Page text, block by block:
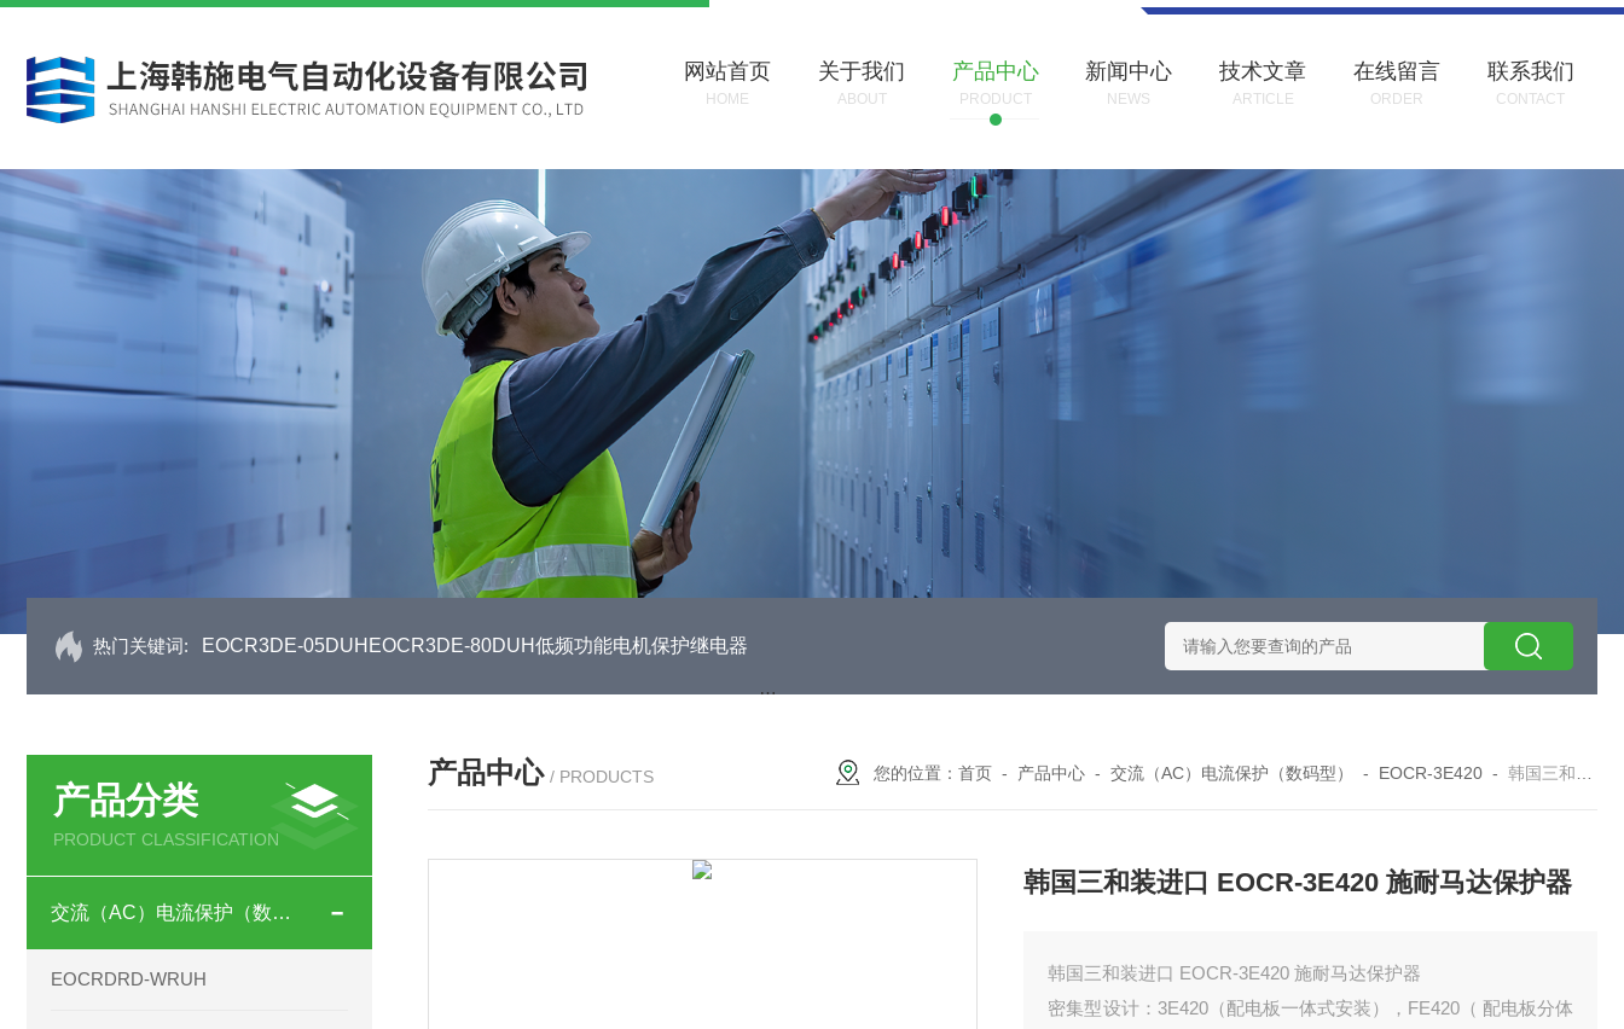
网站首页
HOME
关于我们
ABOUT
产品中心
PRODUCT
新闻中心
NEWS
技术文章
ARTICLE
在线留言
ORDER
联系我们
CONTACT
热门关键词: EOCR3DE-05DUHEOCR3DE-80DUH低频功能电机保护继电器 EOCR3DE-80DUHEOCR3DE施耐德智能保护器选型 EOCRSE2-05RSEOCR-SE2施耐德电流保
产品分类
PRODUCT CLASSIFICATION
交流（AC）电流保护（数码型）
EOCRDRD-WRUH
产品中心 / PRODUCTS 您的位置：首页 - 产品中心 -交流（AC）电流保护（数码型） - EOCR-3E420 -韩国三和装进口 EOCR-3E420 施耐马达保护器
韩国三和装进口 EOCR-3E420 施耐马达保护器
韩国三和装进口 EOCR-3E420 施耐马达保护器
密集型设计：3E420（配电板一体式安装），FE420（ 配电板分体